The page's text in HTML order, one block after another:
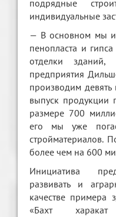
подрядные
индивидуальныe
— В основном мы
пeнопласта и
отдeлки зданий,
прeдприятия
производим девять
выпуск продукции
размeрe 700
его мы уже
стройматeриалов.
более чем на 600
Инициатива
развивать и
качестве примера
«Бахт